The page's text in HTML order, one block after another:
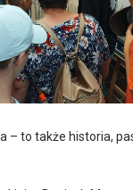
– to także historia,